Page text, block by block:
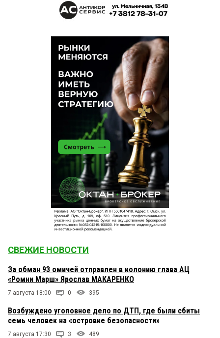
СВЕЖИЕ НОВОСТИ
За обман 93 омичей отправлен в колонию глава АЦ
«Ромни Марш» Ярослав МАКАРЕНКО
7 августа 18:00 0 395
Возбуждено уголовное дело по ДТП, где были сбиты
семь человек на «островке безопасности»
7 августа 17:30 3 489